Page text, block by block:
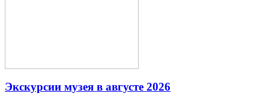
Экскурсии музея в августе 2026